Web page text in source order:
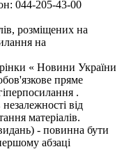
044-205-43-00
розміщених на
на
« Новини України
пряме
.
від
матеріалів.
- повинна бути
абзаці